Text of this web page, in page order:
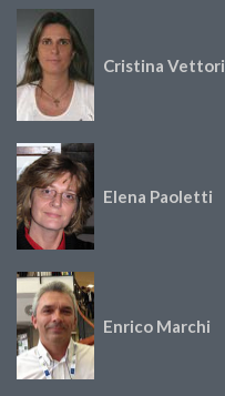
Cristina Vettori
Elena Paoletti
Enrico Marchi